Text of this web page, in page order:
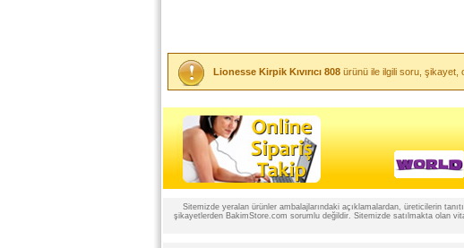
Lionesse Kirpik Kıvırıcı 808 ürünü ile ilgili soru, şikayet,
Sitemizde yeralan ürünler ambalajlarındaki açıklamalardan, üreticilerin
şikayetlerden BakimStore.com sorumlu değildir. Sitemizde satılmakta olan